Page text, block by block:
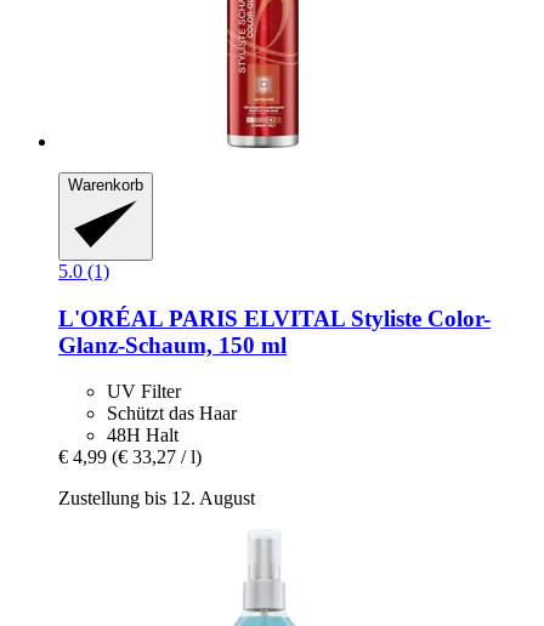
Warenkorb
5.0 (1)
L'ORÉAL PARIS ELVITAL Styliste Color-​
Glanz-​Schaum, 150 ml
UV Filter
Schützt das Haar
48H Halt
€ 4,99 (€ 33,27 / l)
Zustellung bis 12. August